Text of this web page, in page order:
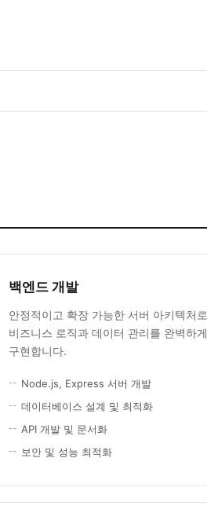
백엔드 개발
안정적이고 확장 가능한 서버 아키텍처로
비즈니스 로직과 데이터 관리를 완벽하게
구현합니다.
Node.js, Express 서버 개발
데이터베이스 설계 및 최적화
API 개발 및 문서화
보안 및 성능 최적화